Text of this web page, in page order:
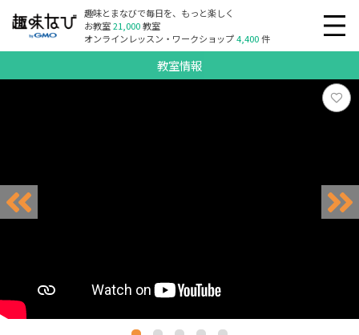
趣味とまなびで毎日を、もっと楽しく
お教室21,000教室
オンラインレッスン・ワークショップ4,400件
教室情報